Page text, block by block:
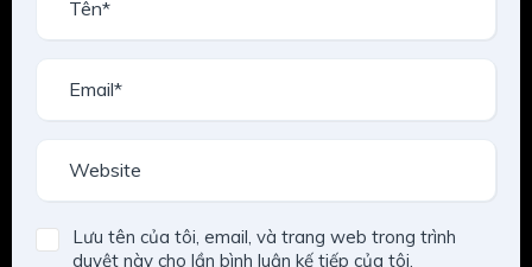
Lưu tên của tôi, email, và trang web trong trình
duyệt này cho lần bình luận kế tiếp của tôi.